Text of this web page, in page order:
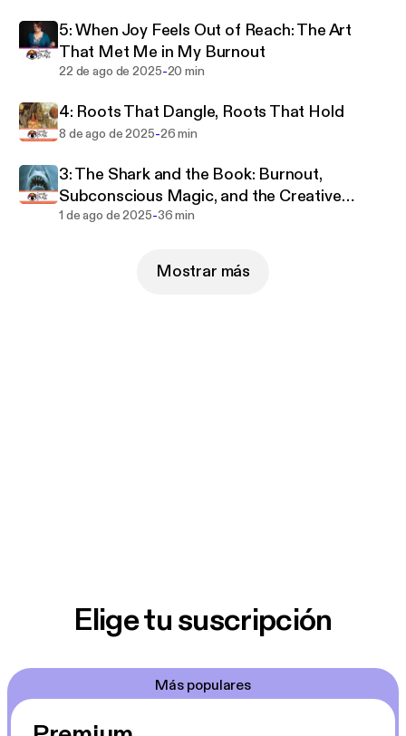
5: When Joy Feels Out of Reach: The Art
That Met Me in My Burnout
22 de ago de 2025-20 min
4: Roots That Dangle, Roots That Hold
8 de ago de 2025-26 min
3: The Shark and the Book: Burnout,
Subconscious Magic, and the Creative
Process
1 de ago de 2025-36 min
Mostrar más
Elige tu suscripción
Más populares